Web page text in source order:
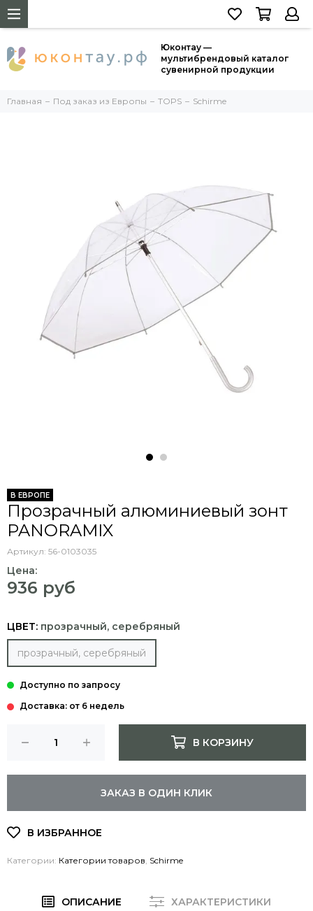
Юконтау —
мультибрендовый каталог
сувенирной продукции
Главная Под заказ из Европы TOPS Schirme
В ЕВРОПЕ
Прозрачный алюминиевый зонт
PANORAMIX
Артикул: 56-0103035
Цена:
936 руб
ЦВЕТ: прозрачный, серебряный
прозрачный, серебряный
Доставка: от 6 недель
В КОРЗИНУ
ЗАКАЗ В ОДИН КЛИК
Категории: Категории товаров Schirme
ОПИСАНИЕ ХАРАКТЕРИСТИКИ